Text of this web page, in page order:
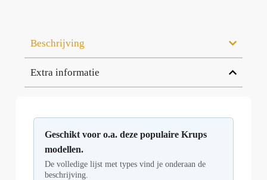
Beschrijving
Extra informatie
Geschikt voor o.a. deze populaire Krups
modellen.
De volledige lijst met types vind je onderaan de
beschrijving.